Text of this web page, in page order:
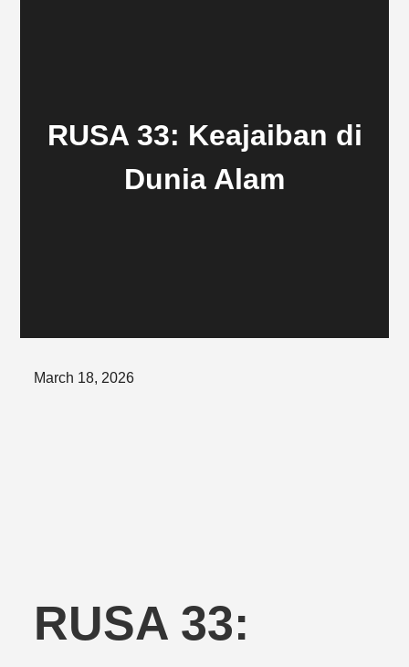
RUSA 33: Keajaiban di
Dunia Alam
Posted
March 18, 2026
RUSA 33: